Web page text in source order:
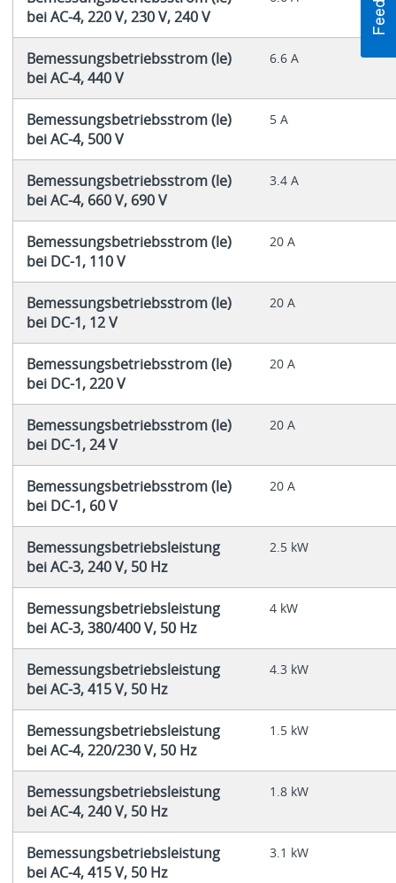
bei AC-4, 220 V, 230 V, 240 V
Bemessungsbetriebsstrom (le)
bei AC-4, 440 V
6.6 A
Bemessungsbetriebsstrom (le)
bei AC-4, 500 V
5 A
Bemessungsbetriebsstrom (le)
bei AC-4, 660 V, 690 V
3.4 A
Bemessungsbetriebsstrom (le)
bei DC-1, 110 V
20 A
Bemessungsbetriebsstrom (le)
bei DC-1, 12 V
20 A
Bemessungsbetriebsstrom (le)
bei DC-1, 220 V
20 A
Bemessungsbetriebsstrom (le)
bei DC-1, 24 V
20 A
Bemessungsbetriebsstrom (le)
bei DC-1, 60 V
20 A
Bemessungsbetriebsleistung
bei AC-3, 240 V, 50 Hz
2.5 kW
Bemessungsbetriebsleistung
bei AC-3, 380/400 V, 50 Hz
4 kW
Bemessungsbetriebsleistung
bei AC-3, 415 V, 50 Hz
4.3 kW
Bemessungsbetriebsleistung
bei AC-4, 220/230 V, 50 Hz
1.5 kW
Bemessungsbetriebsleistung
bei AC-4, 240 V, 50 Hz
1.8 kW
Bemessungsbetriebsleistung
bei AC-4, 415 V, 50 Hz
3.1 kW